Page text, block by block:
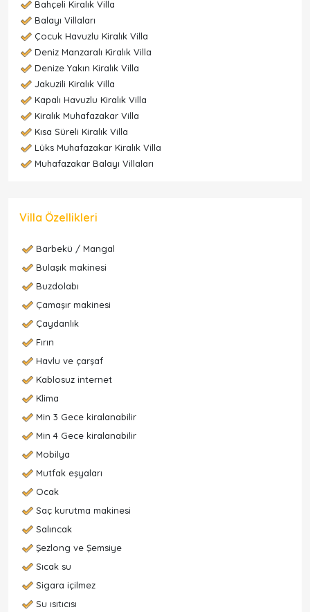
Bahçeli Kiralık Villa
Balayı Villaları
Çocuk Havuzlu Kiralık Villa
Deniz Manzaralı Kiralık Villa
Denize Yakın Kiralık Villa
Jakuzili Kiralık Villa
Kapalı Havuzlu Kiralık Villa
Kiralık Muhafazakar Villa
Kısa Süreli Kiralık Villa
Lüks Muhafazakar Kiralık Villa
Muhafazakar Balayı Villaları
Villa Özellikleri
Barbekü / Mangal
Bulaşık makinesi
Buzdolabı
Çamaşır makinesi
Çaydanlık
Fırın
Havlu ve çarşaf
Kablosuz internet
Klima
Min 3 Gece kiralanabilir
Min 4 Gece kiralanabilir
Mobilya
Mutfak eşyaları
Ocak
Saç kurutma makinesi
Salıncak
Şezlong ve Şemsiye
Sıcak su
Sigara içilmez
Su ısıtıcısı